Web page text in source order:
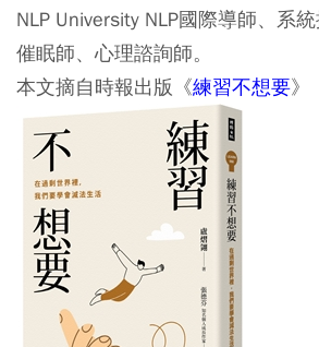
NLP University NLP國際導師、系
催眠師、心理諮詢師。
本文摘自時報出版《練習不想要》